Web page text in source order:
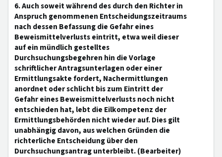
6. Auch soweit während des durch den Richter in
Anspruch genommenen Entscheidungszeitraums
nach dessen Befassung die Gefahr eines
Beweismittelverlusts eintritt, etwa weil dieser
auf ein mündlich gestelltes
Durchsuchungsbegehren hin die Vorlage
schriftlicher Antragsunterlagen oder einer
Ermittlungsakte fordert, Nachermittlungen
anordnet oder schlicht bis zum Eintritt der
Gefahr eines Beweismittelverlusts noch nicht
entschieden hat, lebt die Eilkompetenz der
Ermittlungsbehörden nicht wieder auf. Dies gilt
unabhängig davon, aus welchen Gründen die
richterliche Entscheidung über den
Durchsuchungsantrag unterbleibt. (Bearbeiter)